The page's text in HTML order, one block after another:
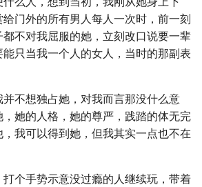
门外的所有男人每人一次时，前一刻
不对我屈服的她，立刻改口说要一辈
只当我一个人的女人，当时的那副表
不想独占她，对我而言那没什么意
她的人格，她的尊严，践踏的体无完
我可以得到她，但我其实一点也不在
个手势示意没过瘾的人继续玩，带着